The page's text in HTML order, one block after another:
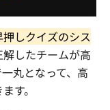
押しクイズのシス
したチームが高
丸となって、高
す。